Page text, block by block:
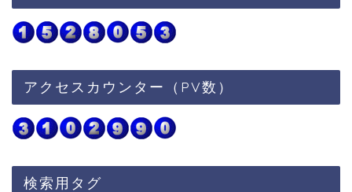
アクセスカウンター（PV数）
検索用タグ